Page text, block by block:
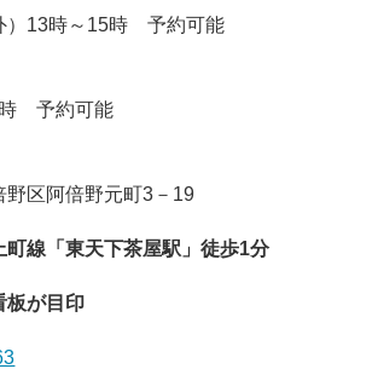
）13時～15時 予約可能
時 予約可能
野区阿倍野元町3－19
町線「東天下茶屋駅」徒歩1分
板が目印